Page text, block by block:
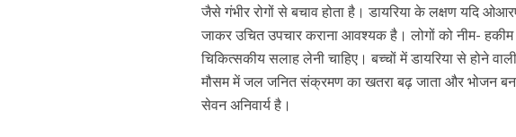
जैसे गंभीर रोगों से बचाव होता है। डायरिया के लक्षण यदि
जाकर उचित उपचार कराना आवश्यक है। लोगों को नीम- हकीम
चिकित्सकीय सलाह लेनी चाहिए। बच्चों में डायरिया से होने
मौसम में जल जनित संक्रमण का खतरा बढ़ जाता और भोजन
सेवन अनिवार्य है।